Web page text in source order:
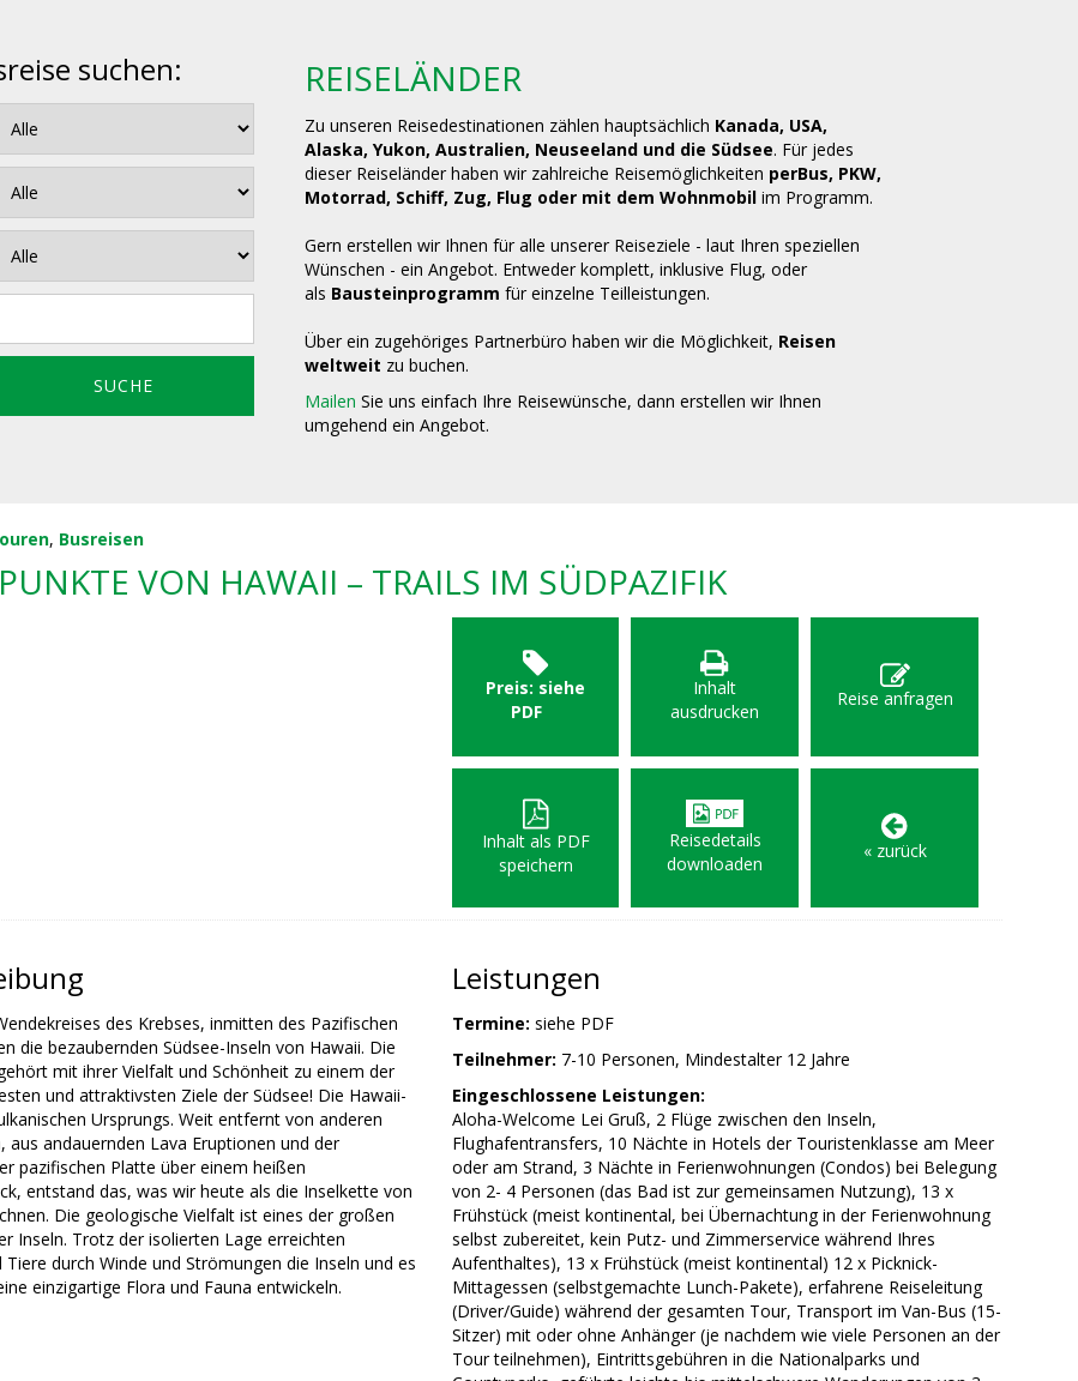
suchen: REISELÄNDER
Zu unseren Reisedestinationen zählen hauptsächlich Kanada, USA,
Alaska, Yukon, Australien, Neuseeland und die Südsee. Für jedes
dieser Reiseländer haben wir zahlreiche Reisemöglichkeiten perBus, PKW,
Motorrad, Schiff, Zug, Flug oder mit dem Wohnmobilim Programm.
Gern erstellen wir Ihnen für alle unserer Reiseziele - laut Ihren speziellen
Wünschen - ein Angebot. Entweder komplett, inklusive Flug, oder
als Bausteinprogramm für einzelne Teilleistungen.
Über ein zugehöriges Partnerbüro haben wir die Möglichkeit, Reisen
weltweit zu buchen.
Mailen Sie uns einfach Ihre Reisewünsche, dann erstellen wir Ihnen
umgehend ein Angebot.
, Busreisen
VON HAWAII – TRAILS IM SÜDPAZIFIK
Preis: siehe
PDF
Inhalt
ausdrucken
Reise anfragen
Inhalt als PDF
speichern
Reisedetails
downloaden
« zurück
des Krebses, inmitten des Pazifischen
die bezaubernden Südsee-Inseln von Hawaii. Die
mit ihrer Vielfalt und Schönheit zu einem der
und attraktivsten Ziele der Südsee! Die Hawaii-
Ursprungs. Weit entfernt von anderen
aus andauernden Lava Eruptionen und der
pazifischen Platte über einem heißen
entstand das, was wir heute als die Inselkette von
Die geologische Vielfalt ist eines der großen
Inseln. Trotz der isolierten Lage erreichten
Tiere durch Winde und Strömungen die Inseln und es
einzigartige Flora und Fauna entwickeln.
Leistungen
Termine: siehe PDF
Teilnehmer: 7-10 Personen, Mindestalter 12 Jahre
Eingeschlossene Leistungen:
Aloha-Welcome Lei Gruß, 2 Flüge zwischen den Inseln,
Flughafentransfers, 10 Nächte in Hotels der Touristenklasse am Meer
oder am Strand, 3 Nächte in Ferienwohnungen (Condos) bei Belegung
von 2- 4 Personen (das Bad ist zur gemeinsamen Nutzung), 13 x
Frühstück (meist kontinental, bei Übernachtung in der Ferienwohnung
selbst zubereitet, kein Putz- und Zimmerservice während Ihres
Aufenthaltes), 13 x Frühstück (meist kontinental) 12 x Picknick-
Mittagessen (selbstgemachte Lunch-Pakete), erfahrene Reiseleitung
(Driver/Guide) während der gesamten Tour, Transport im Van-Bus (15-
Sitzer) mit oder ohne Anhänger (je nachdem wie viele Personen an der
Tour teilnehmen), Eintrittsgebühren in die Nationalparks und